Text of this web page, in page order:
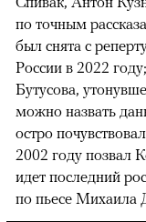
по точным
был снята с
России в 2022
Бутусова,
можно назвать
остро
2002 году позвал
идет последний
по пьесе Михаила